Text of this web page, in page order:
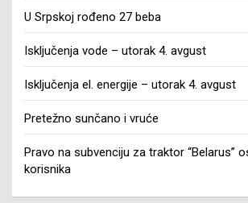
U Srpskoj rođeno 27 beba
Isključenja vode – utorak 4. avgust
Isključenja el. energije – utorak 4. avgust
Pretežno sunčano i vruće
Pravo na subvenciju za traktor “Belarus”
korisnika